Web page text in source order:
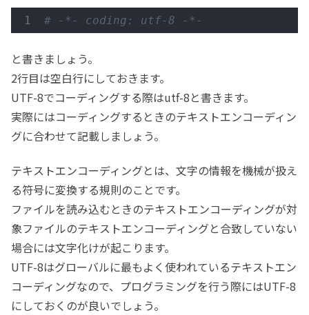
# -*- coding: utf-8 -*-
と書きましょう。
2行目は空白行にしておきます。
UTF-8でコーディングする際はutf-8と書きます。
実際にはコーディングするときのテキストエンコーディン
グに合わせて記載しましょう。
テキストエンコーディングとは、文字の情報を機械が扱え
る符号に変換する規則のことです。
ファイルを読み込むときのテキストエンコーディングが対
象ファイルのテキストエンコーディングと合致していない
場合には文字化けが起こります。
UTF-8はグローバルに最もよく使われているテキストエン
コーディングなので、プログラミングを行う際にはUTF-8
にしておくのが良いでしょう。